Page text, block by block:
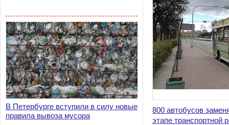
В Петербурге вступили в силу новые
правила вывоза мусора
800 автобусов
этапе транспортной